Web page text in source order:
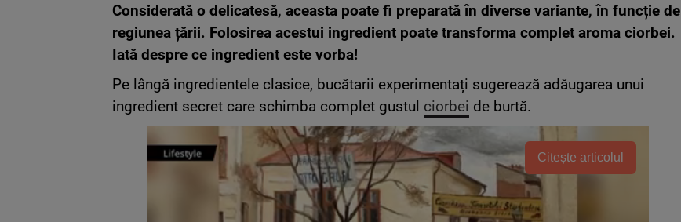
Considerată o delicatesă, aceasta poate fi preparată în diverse variante, în funcție de
regiunea țării. Folosirea acestui ingredient poate transforma complet aroma ciorbei.
Iată despre ce ingredient este vorba!
Pe lângă ingredientele clasice, bucătarii experimentați sugerează adăugarea unui
ingredient secret care schimba complet gustul ciorbei de burtă.
Citește articolul